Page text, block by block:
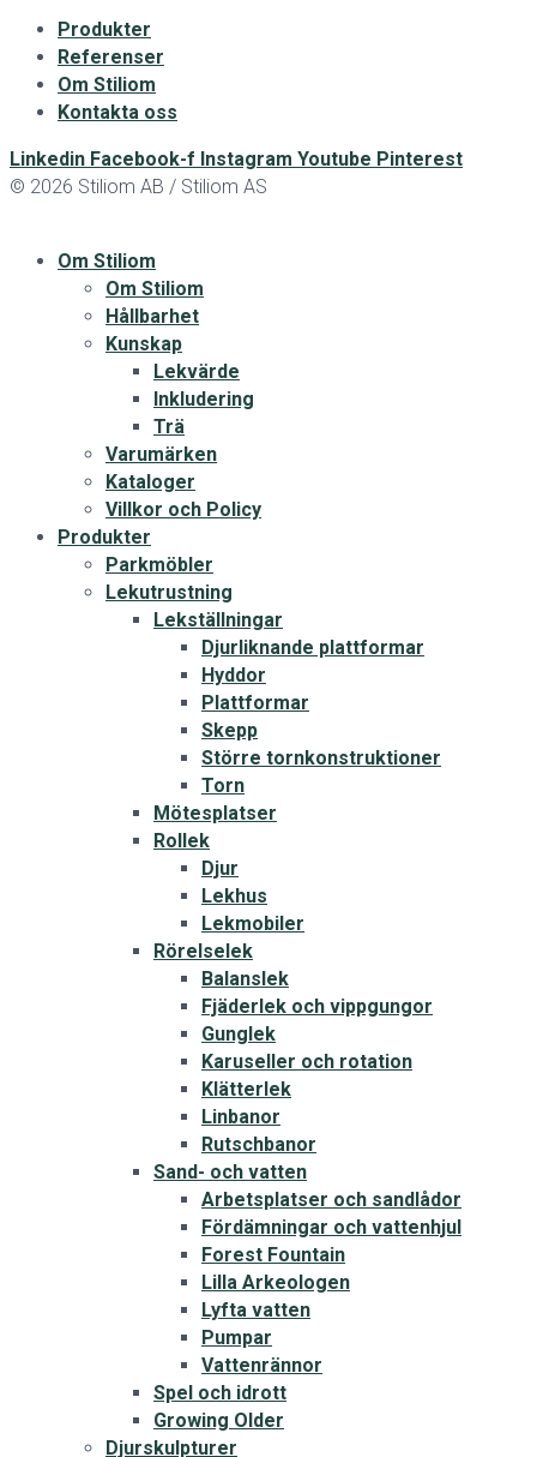
Produkter
Referenser
Om Stiliom
Kontakta oss
Linkedin Facebook-f Instagram Youtube Pinterest
© 2026 Stiliom AB / Stiliom AS
Om Stiliom
Om Stiliom
Hållbarhet
Kunskap
Lekvärde
Inkludering
Trä
Varumärken
Kataloger
Villkor och Policy
Produkter
Parkmöbler
Lekutrustning
Lekställningar
Djurliknande plattformar
Hyddor
Plattformar
Skepp
Större tornkonstruktioner
Torn
Mötesplatser
Rollek
Djur
Lekhus
Lekmobiler
Rörelselek
Balanslek
Fjäderlek och vippgungor
Gunglek
Karuseller och rotation
Klätterlek
Linbanor
Rutschbanor
Sand- och vatten
Arbetsplatser och sandlådor
Fördämningar och vattenhjul
Forest Fountain
Lilla Arkeologen
Lyfta vatten
Pumpar
Vattenrännor
Spel och idrott
Growing Older
Djurskulpturer